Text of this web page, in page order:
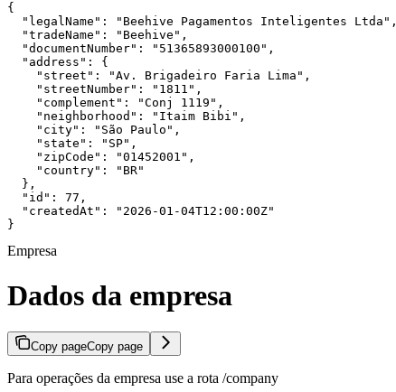
{
  "legalName": "Beehive Pagamentos Inteligentes Ltda",
  "tradeName": "Beehive",
  "documentNumber": "51365893000100",
  "address": {
    "street": "Av. Brigadeiro Faria Lima",
    "streetNumber": "1811",
    "complement": "Conj 1119",
    "neighborhood": "Itaim Bibi",
    "city": "São Paulo",
    "state": "SP",
    "zipCode": "01452001",
    "country": "BR"
  },
  "id": 77,
  "createdAt": "2026-01-04T12:00:00Z"
}
Empresa
Dados da empresa
Copy pageCopy page
Para operações da empresa use a rota /company